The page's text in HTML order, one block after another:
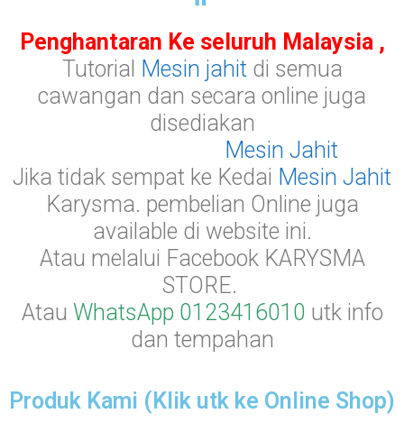
Penghantaran Ke seluruh Malaysia ,
Tutorial Mesin jahitdi semua
cawangan dan secara online juga
disediakan
Mesin Jahit
Jika tidak sempat ke Kedai Mesin Jahit
Karysma. pembelian Online juga
available di website ini.
Atau melalui Facebook KARYSMA
STORE.
Atau WhatsApp 0123416010 utk info
dan tempahan
Produk Kami (Klik utk ke Online Shop)